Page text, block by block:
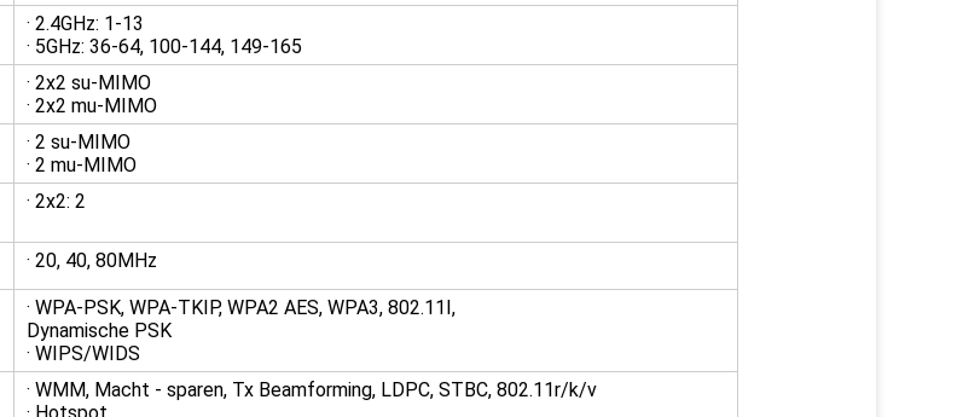
· 2.4GHz: 1-13
· 5GHz: 36-64, 100-144, 149-165
· 2x2 su-MIMO
· 2x2 mu-MIMO
· 2 su-MIMO
· 2 mu-MIMO
· 2x2: 2
· 20, 40, 80MHz
· WPA-PSK, WPA-TKIP, WPA2 AES, WPA3, 802.11I,
Dynamische PSK
· WIPS/WIDS
· WMM, Macht - sparen, Tx Beamforming, LDPC, STBC, 802.11r/k/v